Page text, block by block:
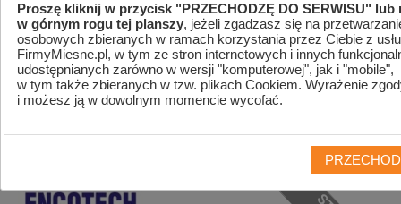
MENU
Proszę kliknij w przycisk "PRZECHODZĘ DO SERWISU"
w górnym rogu tej planszy, jeżeli zgadzasz się na
osobowych zbieranych w ramach korzystania przez Ciebie z
FirmyMiesne.pl, w tym ze stron internetowych i innych
udostępnianych zarówno w wersji "komputerowej", jak i "mobile",
w tym także zbieranych w tzw. plikach Cookiem. Wyrażenie
i możesz ją w dowolnym momencie wycofać.